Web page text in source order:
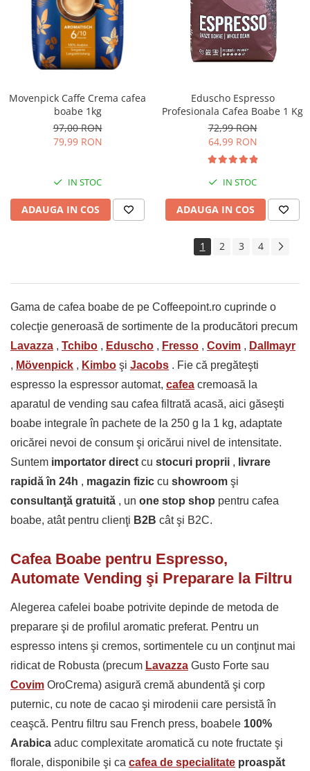
Movenpick Caffe Crema cafea
boabe 1kg
97,00 RON
79,99 RON
IN STOC
ADAUGA IN COS
Eduscho Espresso
Profesionala Cafea Boabe 1 Kg
72,99 RON
64,99 RON
IN STOC
ADAUGA IN COS
1 2 3 4
Gama de cafea boabe de pe Coffeepoint.ro cuprinde o
colecţie generoasă de sortimente de la producători precum
Lavazza , Tchibo , Eduscho , Fresso , Covim , Dallmayr
, Mövenpick , Kimbo şi Jacobs . Fie că pregăteşti
espresso la espressor automat, cafea cremoasă la
aparatul de vending sau cafea filtrată acasă, aici găseşti
boabe integrale în pachete de la 250 g la 1 kg, adaptate
oricărei nevoi de consum şi oricărui nivel de intensitate.
Suntem importator direct cu stocuri proprii , livrare
rapidă în 24h , magazin fizic cu showroom şi
consultanţă gratuită , un one stop shop pentru cafea
boabe, atât pentru clienţi B2B cât şi B2C.
Cafea Boabe pentru Espresso,
Automate Vending şi Preparare la Filtru
Alegerea cafelei boabe potrivite depinde de metoda de
preparare şi de profilul aromatic preferat. Pentru un
espresso intens şi cremos, sortimentele cu un conţinut mai
ridicat de Robusta (precum Lavazza Gusto Forte sau
Covim OroCrema) asigură cremă abundentă şi corp
puternic, cu note de cacao şi mirodenii care persistă în
ceaşcă. Pentru filtru sau French press, boabele 100%
Arabica aduc complexitate aromatică cu note fructate şi
florale, disponibile şi ca cafea de specialitate proaspăt